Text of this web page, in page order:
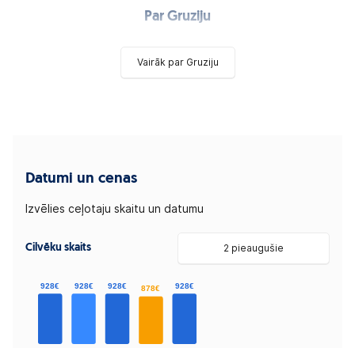
Par Gruziju
Vairāk par Gruziju
Datumi un cenas
Izvēlies ceļotaju skaitu un datumu
Cilvēku skaits 2 pieaugušie